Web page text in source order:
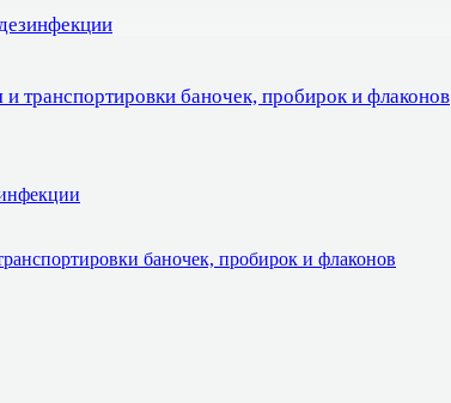
транспортировки баночек, пробирок и флаконов
баночек, пробирок и флаконов